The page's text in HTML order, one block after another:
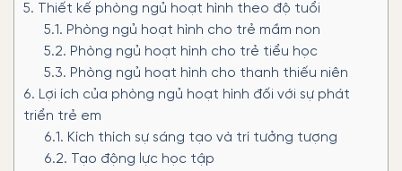
5. Thiết kế phòng ngủ hoạt hình theo độ tuổi
5.1. Phòng ngủ hoạt hình cho trẻ mầm non
5.2. Phòng ngủ hoạt hình cho trẻ tiểu học
5.3. Phòng ngủ hoạt hình cho thanh thiếu niên
6. Lợi ích của phòng ngủ hoạt hình đối với sự phát
triển trẻ em
6.1. Kích thích sự sáng tạo và trí tưởng tượng
6.2. Tạo động lực học tập